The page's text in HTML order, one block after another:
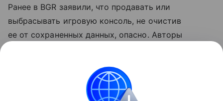
Ранее в BGR заявили, что продавать или
выбрасывать игровую консоль, не очистив
ее от сохраненных данных, опасно. Авторы
блокировкой аккаунта.